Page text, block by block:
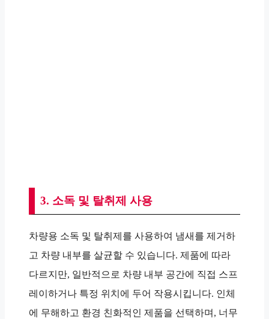
3. 소독 및 탈취제 사용
차량용 소독 및 탈취제를 사용하여 냄새를 제거하
고 차량 내부를 살균할 수 있습니다. 제품에 따라
다르지만, 일반적으로 차량 내부 공간에 직접 스프
레이하거나 특정 위치에 두어 작용시킵니다. 인체
에 무해하고 환경 친화적인 제품을 선택하며, 너무